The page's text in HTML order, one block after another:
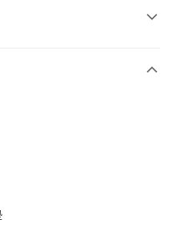
戶可立即使用無須另外申請。
立後會自動跳轉到大哥付的交易
、繳款截止日，確認付款後即完